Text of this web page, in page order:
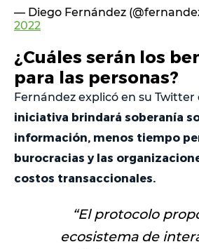
— Diego Fernández
2022
¿Cuáles serán los
para las personas?
Fernández explicó en su Twitter
iniciativa brindará soberanía
información, menos tiempo
burocracias y las
costos transaccionales.
“El protocolo
ecosistema de